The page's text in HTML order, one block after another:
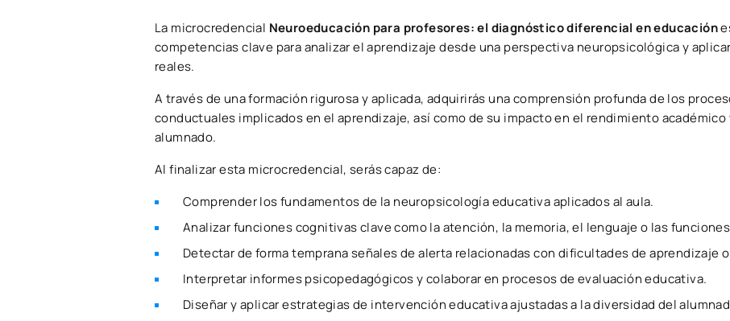
La microcredencial Neuroeducación para profesores: el diagnóstico diferencial en educación
competencias clave para analizar el aprendizaje desde una perspectiva neuropsicológica y
reales.
A través de una formación rigurosa y aplicada, adquirirás una comprensión profunda de los
conductuales implicados en el aprendizaje, así como de su impacto en el rendimiento
alumnado.
Al finalizar esta microcredencial, serás capaz de:
Comprender los fundamentos de la neuropsicología educativa aplicados al aula.
Analizar funciones cognitivas clave como la atención, la memoria, el lenguaje o las
Detectar de forma temprana señales de alerta relacionadas con dificultades de aprendizaje
Interpretar informes psicopedagógicos y colaborar en procesos de evaluación educativa.
Diseñar y aplicar estrategias de intervención educativa ajustadas a la diversidad del